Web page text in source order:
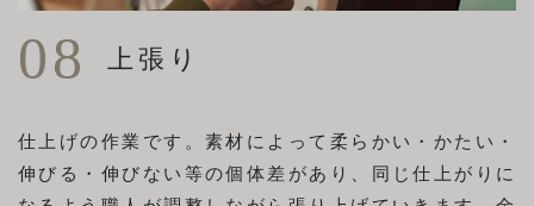
08 上張り
仕上げの作業です。素材によって柔らかい・かたい・
伸びる・伸びない等の個体差があり、同じ仕上がりに